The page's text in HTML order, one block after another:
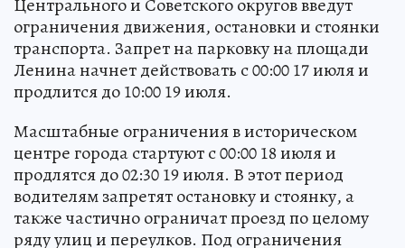
ограничения движения, остановки и стоянки
транспорта. Запрет на парковку на площади
Ленина начнет действовать с 00:00 17 июля и
продлится до 10:00 19 июля.
Масштабные ограничения в историческом
центре города стартуют с 00:00 18 июля и
продлятся до 02:30 19 июля. В этот период
водителям запретят остановку и стоянку, а
также частично ограничат проезд по целому
ряду улиц и переулков. Под ограничения